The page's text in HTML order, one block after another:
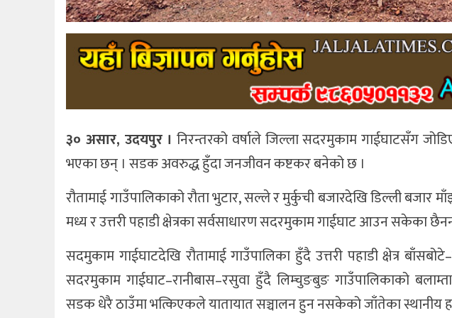
३० असार, उदयपुर । निरन्तरको वर्षाले जिल्ला सदरमुकाम गाईघाटसँग
भएका छन् । सडक अवरुद्ध हुँदा जनजीवन कष्टकर बनेको छ ।
रौतामाई गाउँपालिकाको रौता भुटार, सल्ले र मुर्कुची बजारदेखि डिल्ली
मध्य र उत्तरी पहाडी क्षेत्रका सर्वसाधारण सदरमुकाम गाईघाट आउन सकेका
सदमुकाम गाईघाटदेखि रौतामाई गाउँपालिका हुँदै उत्तरी पहाडी क्षेत्र
सदरमुकाम गाईघाट–रानीबास–रसुवा हुँदै लिम्चुङबुङ गाउँपालिकाको
सडक धेरै ठाउँमा भत्किएकले यातायात सञ्चालन हुन नसकेको जाँतेका स्थानीय